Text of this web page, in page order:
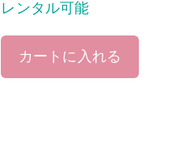
レンタル可能
カートに入れる